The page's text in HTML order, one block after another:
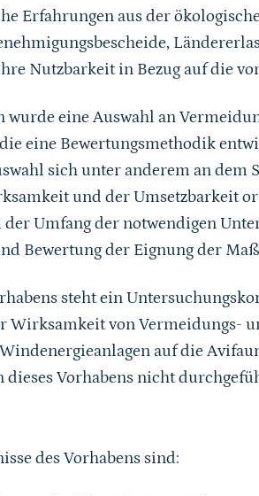
Erfahrungen aus der
Nutzbarkeit in Bezug auf die
wurde eine Auswahl an
eine Bewertungsmethodik
sich unter anderem an dem
und der Umsetzbarkeit
Umfang der notwendigen
Bewertung der Eignung der
steht ein
Wirksamkeit von Vermeidungs-
auf die
dieses Vorhabens nicht
des Vorhabens sind: